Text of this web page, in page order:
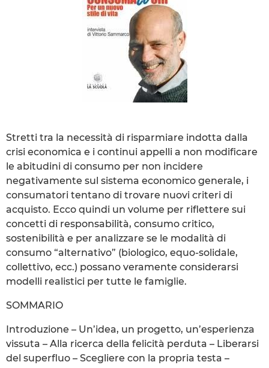
Stretti tra la necessità di risparmiare indotta dalla
crisi economica e i continui appelli a non modificare
le abitudini di consumo per non incidere
negativamente sul sistema economico generale, i
consumatori tentano di trovare nuovi criteri di
acquisto. Ecco quindi un volume per riflettere sui
concetti di responsabilità, consumo critico,
sostenibilità e per analizzare se le modalità di
consumo “alternativo” (biologico, equo-solidale,
collettivo, ecc.) possano veramente considerarsi
modelli realistici per tutte le famiglie.
SOMMARIO
Introduzione – Un’idea, un progetto, un’esperienza
vissuta – Alla ricerca della felicità perduta – Liberarsi
del superfluo – Scegliere con la propria testa –